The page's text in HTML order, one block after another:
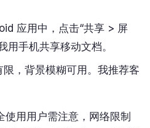
应用中，点击“共享 > 屏
用手机共享移动文档。
，背景模糊可用。我推荐客
用用户需注意，网络限制